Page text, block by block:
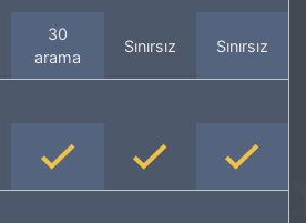
30
arama
Sınırsız Sınırsız